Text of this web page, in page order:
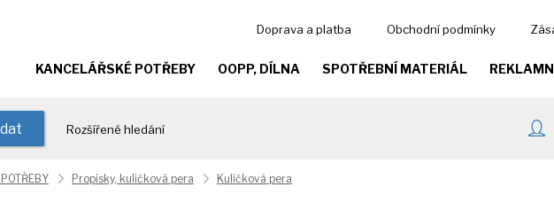
Doprava a platba Obchodní podmínky
KANCELÁŘSKÉ POTŘEBY OOPP, DÍLNA SPOTŘEBNÍ MATERIÁL
Rozšířené hledání
Propisky, kuličková pera Kuličková pera